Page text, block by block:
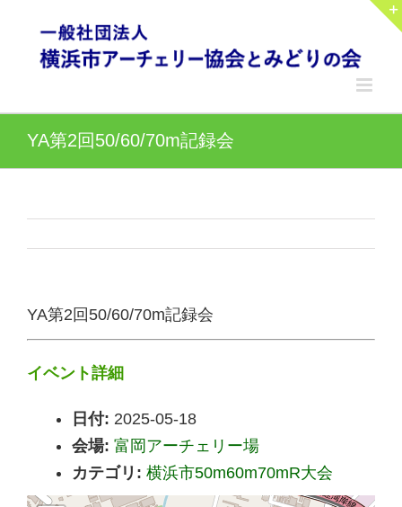
content
YA第2回50/60/70m記録会
YA第2回50/60/70m記録会
イベント詳細
日付: 2025-05-18
会場: 富岡アーチェリー場
カテゴリ: 横浜市50m60m70mR大会